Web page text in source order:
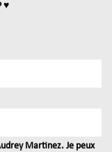
♥
Martinez. Je peux